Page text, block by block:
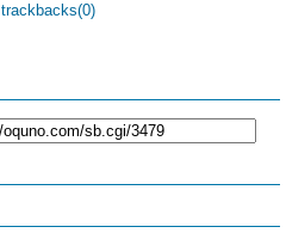
trackbacks(0)